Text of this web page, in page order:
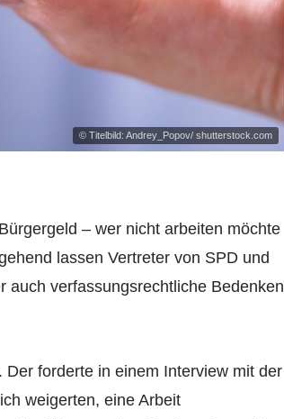
© Titelbild: Andrey_Popov/ shutterstock.com
– wer nicht arbeiten möchte
lassen Vertreter von SPD und
auch verfassungsrechtliche Bedenken
forderte in einem Interview mit der
weigerten, eine Arbeit